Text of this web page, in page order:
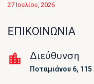
27 Ιουλίου, 2026
ΕΠΙΚΟΙΝΩΝΙΑ
Διεύθυνση
Ποταμιάνου 6,